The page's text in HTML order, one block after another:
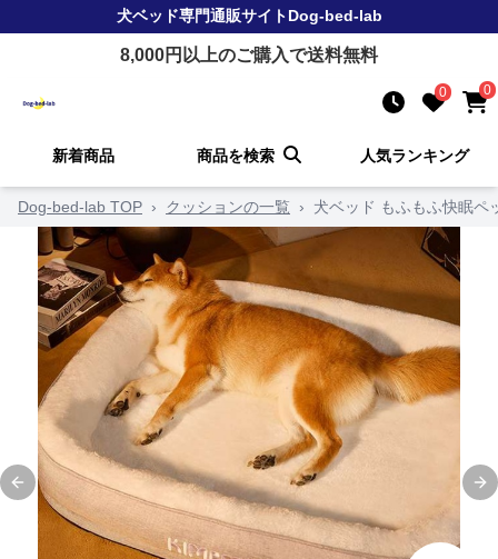
犬ベッド専門通販サイトDog-bed-lab
8,000円以上のご購入で送料無料
0 0
新着商品 商品を検索 人気ランキング
Dog-bed-lab TOP › クッションの一覧 › 犬ベッド もふもふ快眠ペ
Previous slide